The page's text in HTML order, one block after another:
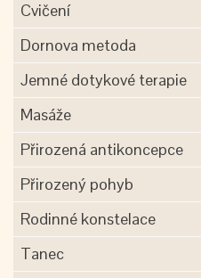
Cvičení
Dornova metoda
Jemné dotykové terapie
Masáže
Přirozená antikoncepce
Přirozený pohyb
Rodinné konstelace
Tanec